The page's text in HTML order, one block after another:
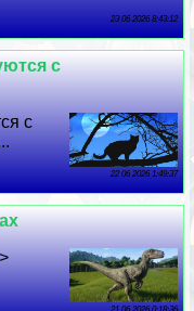
23 06 2026 8:43:12
с
с
22 06 2026 1:49:37